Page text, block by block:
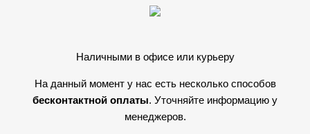
Наличными в офисе или курьеру
На данный момент у нас есть несколько способов
бесконтактной оплаты. Уточняйте информацию у
менеджеров.